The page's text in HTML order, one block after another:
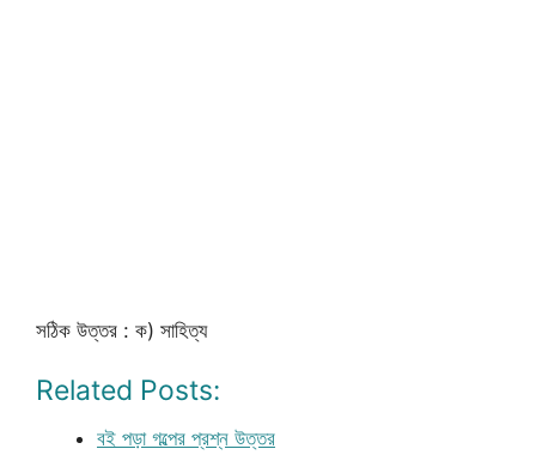
সঠিক উত্তর : ক) সাহিত্য
Related Posts:
বই পড়া গল্পের প্রশ্ন উত্তর